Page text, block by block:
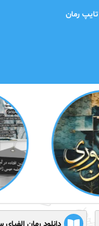
تایپ رمان